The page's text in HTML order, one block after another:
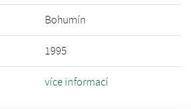
Bohumín
1995
více informací